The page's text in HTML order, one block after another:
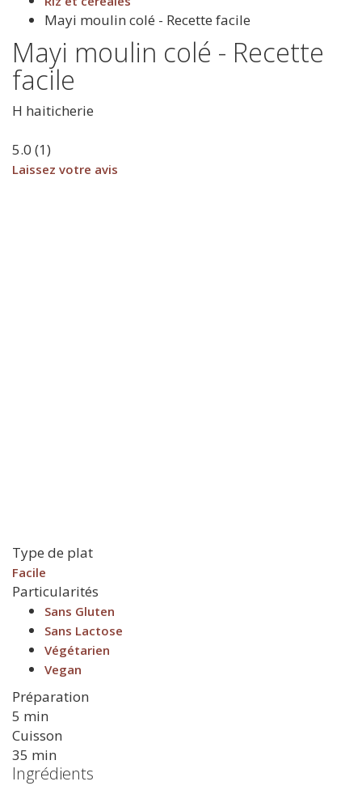
Mayi moulin colé - Recette facile
Mayi moulin colé - Recette
facile
H haiticherie
5.0 (1)
Laissez votre avis
Type de plat
Facile
Particularités
Sans Gluten
Sans Lactose
Végétarien
Vegan
Préparation
5 min
Cuisson
35 min
Ingrédients